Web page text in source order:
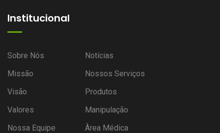
Institucional
Sobre Nós
Missão
Visão
Valores
Nossa Equipe
Notícias
Nossos Serviços
Produtos
Manipulação
Àrea Médica